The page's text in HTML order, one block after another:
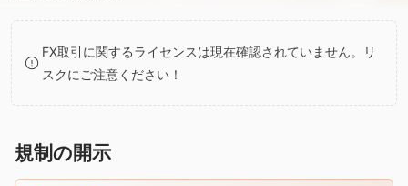
5
6
8
9
FX取引に関するライセンスは現在確認されていません。リ
スクにご注意ください！
規制の開示